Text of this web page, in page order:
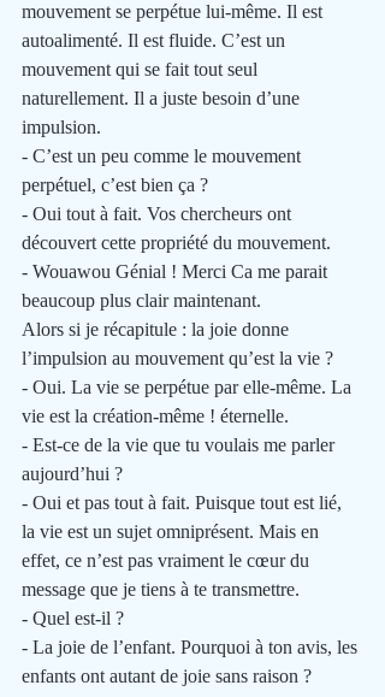
mouvement se perpétue lui-même. Il est
autoalimenté. Il est fluide. C’est un
mouvement qui se fait tout seul
naturellement. Il a juste besoin d’une
impulsion.
- C’est un peu comme le mouvement
perpétuel, c’est bien ça ?
- Oui tout à fait. Vos chercheurs ont
découvert cette propriété du mouvement.
- Wouawou Génial ! Merci Ca me parait
beaucoup plus clair maintenant.
Alors si je récapitule : la joie donne
l’impulsion au mouvement qu’est la vie ?
- Oui. La vie se perpétue par elle-même. La
vie est la création-même ! éternelle.
- Est-ce de la vie que tu voulais me parler
aujourd’hui ?
- Oui et pas tout à fait. Puisque tout est lié,
la vie est un sujet omniprésent. Mais en
effet, ce n’est pas vraiment le cœur du
message que je tiens à te transmettre.
- Quel est-il ?
- La joie de l’enfant. Pourquoi à ton avis, les
enfants ont autant de joie sans raison ?